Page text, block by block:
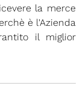
la merce
è l'Azienda
il miglior